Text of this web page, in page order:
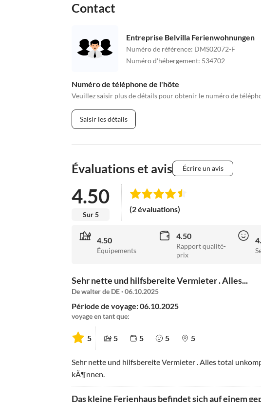
Contact
Entreprise Belvilla Ferienwohnungen
Numéro de référence: DMS02072-F
Numéro d'hébergement: 534702
Numéro de téléphone de l'hôte
Veuillez saisir plus de détails pour obtenir le numéro de
Saisir les détails
Évaluations et avis Écrire un avis
4.50
Sur 5
(2 évaluations)
4.50
Équipements
4.50
Rapport qualité-
prix
Sehr nette und hilfsbereite Vermieter . Alles...
De walter de DE · 06.10.2025
Période de voyage: 06.10.2025
voyage en tant que:
5 5 5 5 5
Sehr nette und hilfsbereite Vermieter . Alles total
kÃ¶nnen.
Das kleine Ferienhaus befindet sich auf einem